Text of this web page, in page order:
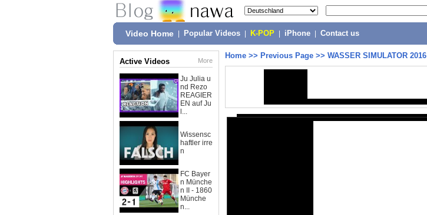
Video Home Popular Videos K-POP iPhone Contact us
Active Videos More
Ju Julia u
nd Rezo
REAGIER
EN auf Ju
l...
Wissensc
haftler irre
n
FC Bayer
n Münche
n II - 1860
Münche
n...
Home >> Previous Page >> WASSER SIMULATOR 2016